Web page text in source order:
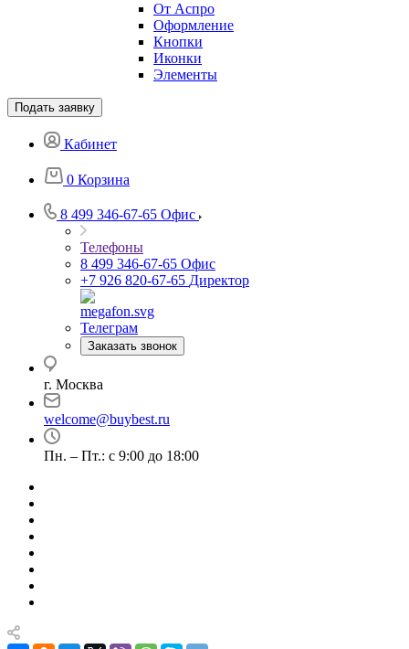
От Аспро
Оформление
Кнопки
Иконки
Элементы
Подать заявку
Кабинет
0 Корзина
8 499 346-67-65 Офис
Телефоны
8 499 346-67-65 Офис
+7 926 820-67-65 Директор
Телеграм
Заказать звонок
г. Москва
welcome@buybest.ru
Пн. – Пт.: с 9:00 до 18:00